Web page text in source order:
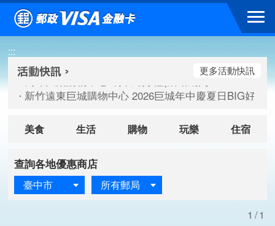
跳到主要內容區塊
:::
高雄大樂購物中心 刷卡郵好禮(活動期間：115/08/07-
臺北三創生活 有點東西第2波 刷卡郵好禮(活動期間：
高雄大樂購物中心 刷卡郵好禮(活動期間：115/08/07-
新竹遠東巨城購物中心 2026巨城年中慶夏日BIG好刷(
更多活動快訊
美食 生活 購物 玩樂 住宿
查詢各地優惠商店
臺中市 所有郵局
1/1